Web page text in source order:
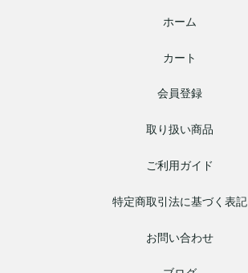
ホーム
カート
会員登録
取り扱い商品
ご利用ガイド
特定商取引法に基づく表記
お問い合わせ